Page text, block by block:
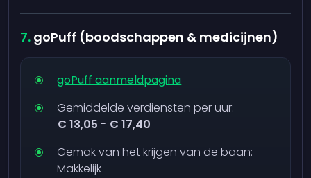
goPuff (boodschappen & medicijnen)
goPuff aanmeldpagina
Gemiddelde verdiensten per uur:
€ 13,05 - € 17,40
Gemak van het krijgen van de baan:
Makkelijk